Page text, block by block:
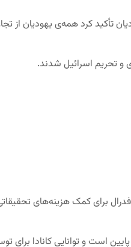
کرد همه‌ی یهودیان از
و تحریم اسرائیل شدند.
فدرال برای کمک هزینه‌های
است و توانایی کانادا برای